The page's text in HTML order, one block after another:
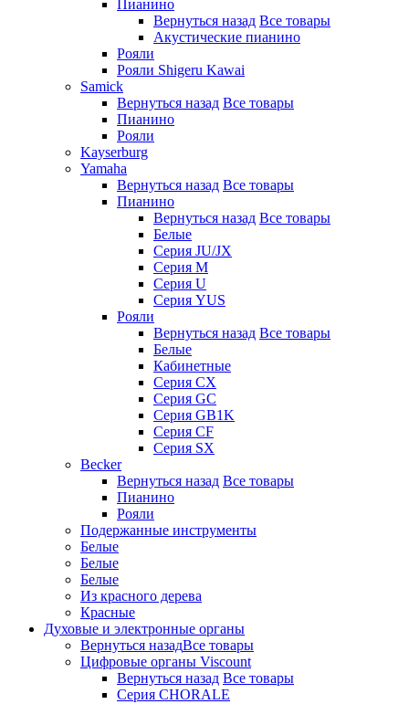
Пианино
Вернуться назад Все товары
Акустические пианино
Рояли
Рояли Shigeru Kawai
Samick
Вернуться назад Все товары
Пианино
Рояли
Kayserburg
Yamaha
Вернуться назад Все товары
Пианино
Вернуться назад Все товары
Белые
Серия JU/JX
Серия M
Серия U
Серия YUS
Рояли
Вернуться назад Все товары
Белые
Кабинетные
Серия CX
Серия GC
Серия GB1K
Серия CF
Серия SX
Becker
Вернуться назад Все товары
Пианино
Рояли
Подержанные инструменты
Белые
Белые
Белые
Из красного дерева
Красные
Духовые и электронные органы
Вернуться назадВсе товары
Цифровые органы Viscount
Вернуться назад Все товары
Серия CHORALE